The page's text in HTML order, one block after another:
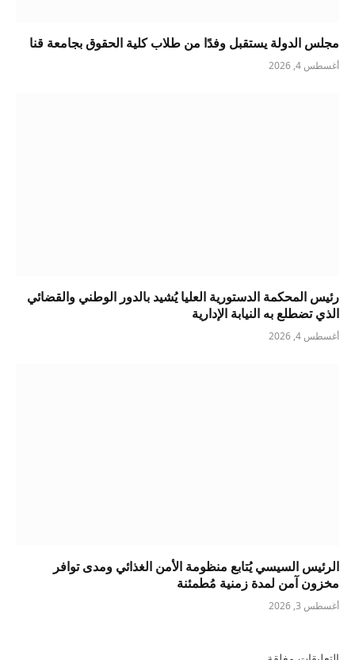
مجلس الدولة يستقبل وفدًا من طلاب كلية الحقوق بجامعة قنا
أغسطس 4, 2026
رئيس المحكمة الدستورية العليا يُشيد بالدور الوطني والقضائي
الذي تضطلع به النيابة الإدارية
أغسطس 4, 2026
الرئيس السيسي يُتابع منظومة الأمن الغذائي ومدى توافر
مخزون آمن لمدة زمنية مُطمئنة
أغسطس 3, 2026